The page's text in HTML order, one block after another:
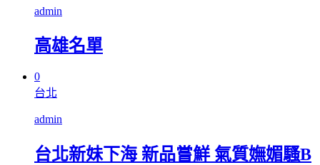
admin
高雄名單
0
台北
admin
台北新妹下海 新品嘗鮮 氣質嫵媚騷B